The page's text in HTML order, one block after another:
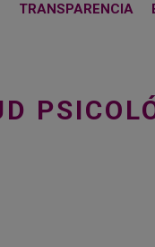
TRANSPARENCIA